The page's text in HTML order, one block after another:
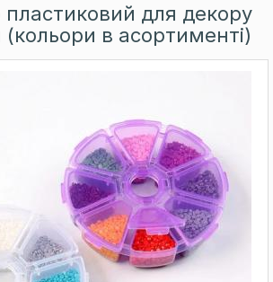
для декору
(кольори в асортименті)